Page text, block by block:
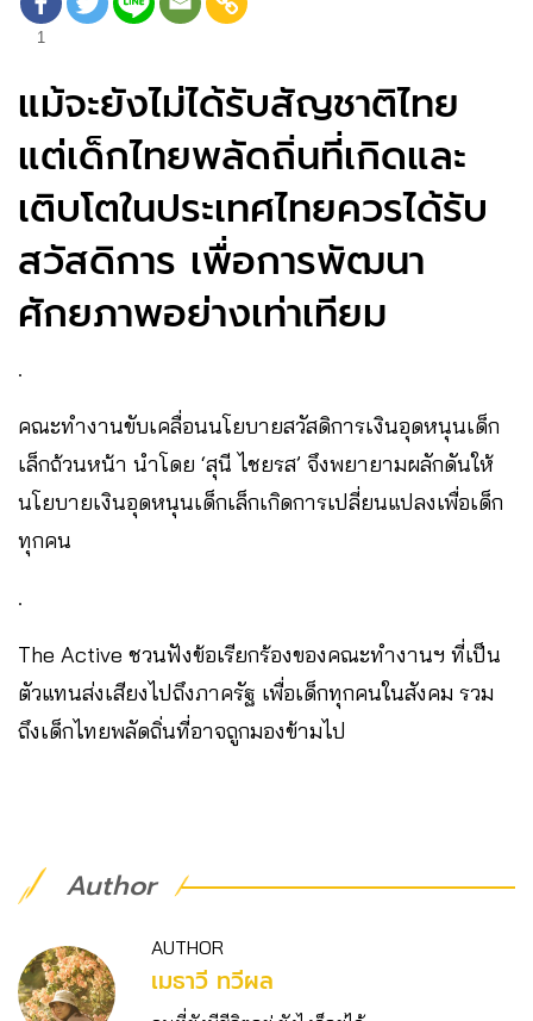
1
แม้จะยังไม่ได้รับสัญชาติไทย
แต่เด็กไทยพลัดถิ่นที่เกิดและ
เติบโตในประเทศไทยควรได้รับ
สวัสดิการ เพื่อการพัฒนา
ศักยภาพอย่างเท่าเทียม
.
คณะทำงานขับเคลื่อนนโยบายสวัสดิการเงินอุดหนุนเด็ก
เล็กถ้วนหน้า นำโดย ‘สุนี ไชยรส’ จึงพยายามผลักดันให้
นโยบายเงินอุดหนุนเด็กเล็กเกิดการเปลี่ยนแปลงเพื่อเด็ก
ทุกคน
.
The Active ชวนฟังข้อเรียกร้องของคณะทำงานฯ ที่เป็น
ตัวแทนส่งเสียงไปถึงภาครัฐ เพื่อเด็กทุกคนในสังคม รวม
ถึงเด็กไทยพลัดถิ่นที่อาจถูกมองข้ามไป
Author
AUTHOR
เมธาวี ทวีผล